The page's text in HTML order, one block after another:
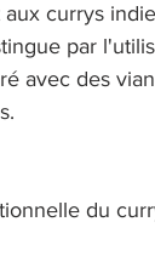
currys
par
avec des
du